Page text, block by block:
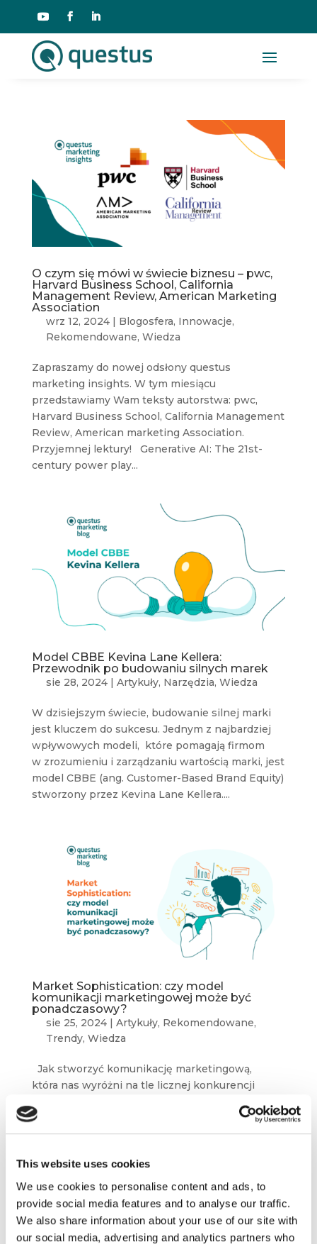
This website uses cookies
We use cookies to personalise content and ads, to
provide social media features and to analyse our traffic.
We also share information about your use of our site with
our social media, advertising and analytics partners who
O czym się mówi w świecie biznesu – pwc,
Harvard Business School, California
Management Review, American Marketing
Association
wrz 12, 2024| Blogosfera, Innowacje,
Rekomendowane, Wiedza
Zapraszamy do nowej odsłony questus
marketing insights. W tym miesiącu
przedstawiamy Wam teksty autorstwa: pwc,
Harvard Business School, California Management
Review, American marketing Association.
Przyjemnej lektury! Generative AI: The 21st-
century power play...
Model CBBE Kevina Lane Kellera:
Przewodnik po budowaniu silnych marek
sie 28, 2024| Artykuły, Narzędzia, Wiedza
W dzisiejszym świecie, budowanie silnej marki
jest kluczem do sukcesu. Jednym z najbardziej
wpływowych modeli, które pomagają firmom
w zrozumieniu i zarządzaniu wartością marki, jest
model CBBE (ang. Customer-Based Brand Equity)
stworzony przez Kevina Lane Kellera....
Market Sophistication: czy model
komunikacji marketingowej może być
ponadczasowy?
sie 25, 2024| Artykuły, Rekomendowane,
Trendy, Wiedza
Jak stworzyć komunikację marketingową,
która nas wyróżni na tle licznej konkurencji
że odpowiednia informacja o naszej ofercie trafi
do odbiorców w odpowiednim czasie? Jak